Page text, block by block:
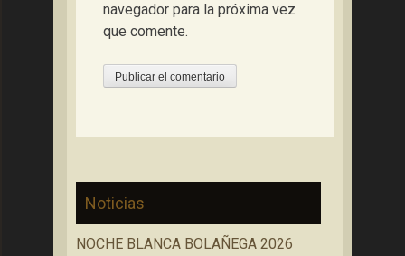
navegador para la próxima vez
que comente.
Noticias
NOCHE BLANCA BOLAÑEGA 2026